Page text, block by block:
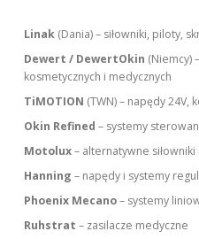
Linak (Dania) – siłowniki, piloty,
Dewert / DewertOkin (Niemcy)
kosmetycznych i medycznych
TiMOTION (TWN) – napędy 24V,
Okin Refined – systemy
Motolux– alternatywne
Hanning – napędy i systemy
Phoenix Mecano– systemy
Ruhstrat – zasilacze medyczne